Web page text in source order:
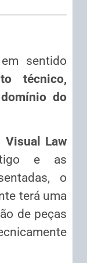
sentido
técnico,
do
Visual Law
e as
o
terá uma
de peças